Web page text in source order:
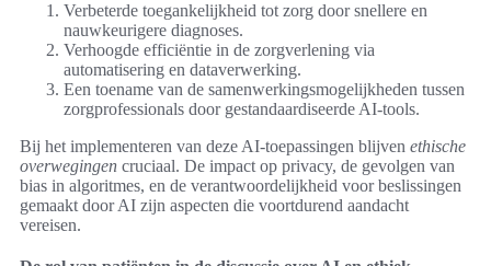
Verbeterde toegankelijkheid tot zorg door snellere en
nauwkeurigere diagnoses.
Verhoogde efficiëntie in de zorgverlening via
automatisering en dataverwerking.
Een toename van de samenwerkingsmogelijkheden tussen
zorgprofessionals door gestandaardiseerde AI-tools.
Bij het implementeren van deze AI-toepassingen blijven ethische
overwegingen cruciaal. De impact op privacy, de gevolgen van
bias in algoritmes, en de verantwoordelijkheid voor beslissingen
gemaakt door AI zijn aspecten die voortdurend aandacht
vereisen.